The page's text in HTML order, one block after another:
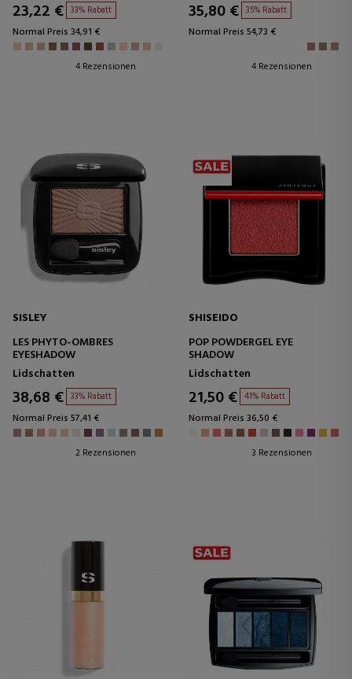
23,22 € 33% Rabatt
Normal Preis 34,91 €
4 Rezensionen
35,80 € 35% Rabatt
Normal Preis 54,73 €
4 Rezensionen
SISLEY
LES PHYTO-OMBRES
EYESHADOW
Lidschatten
38,68 € 33% Rabatt
Normal Preis 57,41 €
2 Rezensionen
SHISEIDO
POP POWDERGEL EYE
SHADOW
Lidschatten
21,50 € 41% Rabatt
Normal Preis 36,50 €
3 Rezensionen